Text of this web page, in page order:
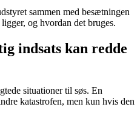
sammen med besætningen
og hvordan det bruges.
indsats kan redde
situationer til søs. En
katastrofen, men kun hvis den